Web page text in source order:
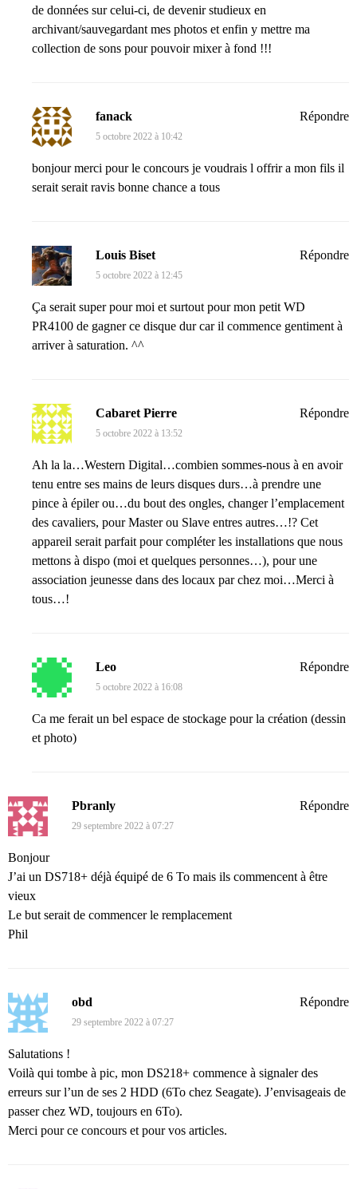
de données sur celui-ci, de devenir studieux en
archivant/sauvegardant mes photos et enfin y mettre ma
collection de sons pour pouvoir mixer à fond !!!
fanack
5 octobre 2022 à 10:42
bonjour merci pour le concours je voudrais l offrir a mon fils il
serait serait ravis bonne chance a tous
Répondre
Louis Biset
5 octobre 2022 à 12:45
Ça serait super pour moi et surtout pour mon petit WD
PR4100 de gagner ce disque dur car il commence gentiment à
arriver à saturation. ^^
Répondre
Cabaret Pierre
5 octobre 2022 à 13:52
Ah la la…Western Digital…combien sommes-nous à en avoir
tenu entre ses mains de leurs disques durs…à prendre une
pince à épiler ou…du bout des ongles, changer l’emplacement
des cavaliers, pour Master ou Slave entres autres…!? Cet
appareil serait parfait pour compléter les installations que nous
mettons à dispo (moi et quelques personnes…), pour une
association jeunesse dans des locaux par chez moi…Merci à
tous…!
Répondre
Leo
5 octobre 2022 à 16:08
Ca me ferait un bel espace de stockage pour la création (dessin
et photo)
Répondre
Pbranly
29 septembre 2022 à 07:27
Bonjour
J’ai un DS718+ déjà équipé de 6 To mais ils commencent à être
vieux
Le but serait de commencer le remplacement
Phil
Répondre
obd
29 septembre 2022 à 07:27
Salutations !
Voilà qui tombe à pic, mon DS218+ commence à signaler des
erreurs sur l’un de ses 2 HDD (6To chez Seagate). J’envisageais de
passer chez WD, toujours en 6To).
Merci pour ce concours et pour vos articles.
Répondre